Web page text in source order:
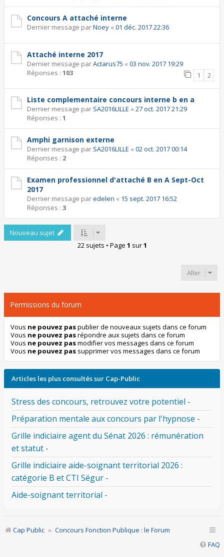
Concours A attaché interne
Dernier message parNoey « 01 déc. 2017 22:36
Attaché interne 2017
Dernier message parActarus75 « 03 nov. 2017 19:29
Réponses : 103 1 2
Liste complementaire concours interne b en a
Dernier message par SA2016LILLE « 27 oct. 2017 21:29
Réponses : 1
Amphi garnison externe
Dernier message par SA2016LILLE « 02 oct. 2017 00:14
Réponses : 2
Examen professionnel d'attaché B en A Sept-Oct
2017
Dernier message paredelen « 15 sept. 2017 16:52
Réponses : 3
Nouveau sujet
22 sujets • Page 1 sur1
Aller
Permissions du forum
Vous ne pouvez paspublier de nouveaux sujets dans ce forum
Vous ne pouvez pasrépondre aux sujets dans ce forum
Vous ne pouvez pasmodifier vos messages dans ce forum
Vous ne pouvez pas supprimer vos messages dans ce forum
Articles les plus consultés sur Cap-Public
Stress des concours, retrouvez votre potentiel -
Préparation mentale aux concours par l'hypnose -
Grille indiciaire agent du Sénat 2026 : rémunération
et statut -
Grille indiciaire aide-soignant territorial 2026 :
catégorie B et CTI Ségur -
Aide-soignant territorial -
Cap Public
Concours Fonction Publique : le Forum
FAQ